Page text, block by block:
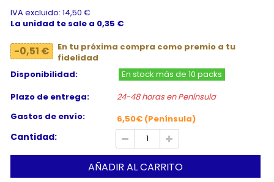
IVA excluido: 14,50 €
La unidad te sale a 0,35 €
-0,51 €
En tu próxima compra como premio a tu
fidelidad
Disponibilidad:
En stock más de 10 packs
Plazo de entrega:
24-48 horas en Península
Gastos de envío:
6,50€ (Península)
Cantidad:
AÑADIR AL CARRITO